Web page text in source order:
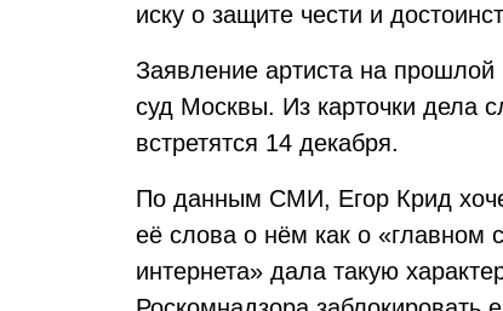
иску о защите чести и
Заявление артиста на прошлой
суд Москвы. Из карточки дела
встретятся 14 декабря.
По данным СМИ, Егор Крид
её слова о нём как о «главном
интернета» дала такую